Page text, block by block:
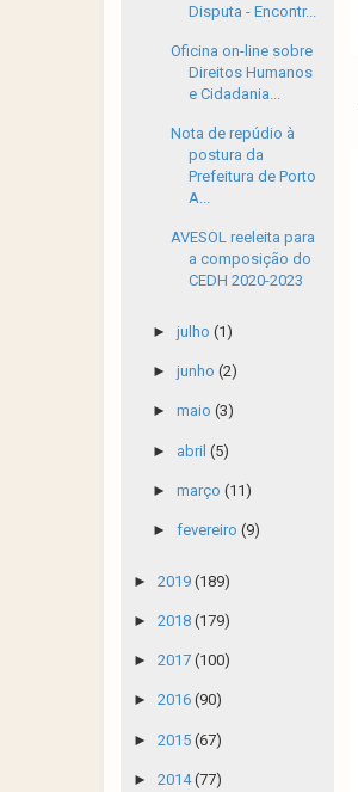
Disputa - Encontr...
Oficina on-line sobre
Direitos Humanos
e Cidadania...
Nota de repúdio à
postura da
Prefeitura de Porto
A...
AVESOL reeleita para
a composição do
CEDH 2020-2023
► julho (1)
► junho (2)
► maio (3)
► abril (5)
► março (11)
► fevereiro (9)
► 2019 (189)
► 2018 (179)
► 2017 (100)
► 2016 (90)
► 2015 (67)
► 2014(77)